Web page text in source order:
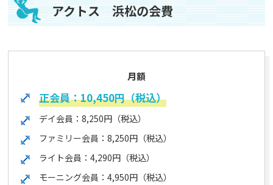
アクトス 浜松の会費
月額
正会員：10,450円（税込）
デイ会員：8,250円（税込）
ファミリー会員：8,250円（税込）
ライト会員：4,290円（税込）
モーニング会員：4,950円（税込）